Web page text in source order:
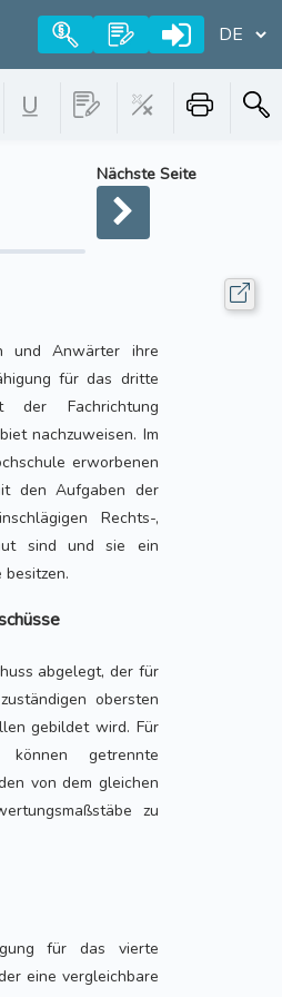
Nächste Seite
und Anwärter ihre
für das dritte
der Fachrichtung
nachzuweisen. Im
erworbenen
den Aufgaben der
Rechts-,
sind und sie ein
abgelegt, der für
obersten
gebildet wird. Für
getrennte
von dem gleichen
zu
für das vierte
eine vergleichbare